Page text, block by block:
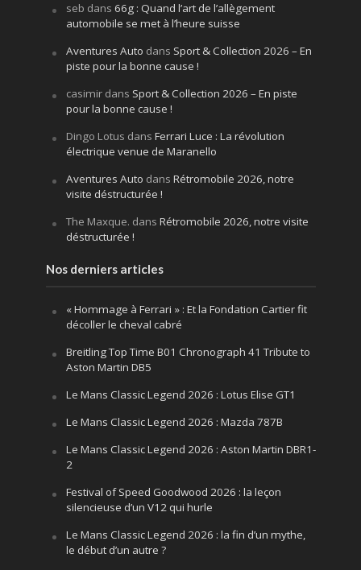
seb dans 66g : Quand l’art de l’allègement
automobile se met à l’heure suisse
Aventures Auto dans Sport & Collection 2026 – En
piste pour la bonne cause !
casimirdans Sport & Collection 2026 – En piste
pour la bonne cause !
Dingo Lotus dans Ferrari Luce : La révolution
électrique venue de Maranello
Aventures Auto dans Rétromobile 2026, notre
visite déstructurée !
The Maxque. dans Rétromobile 2026, notre visite
déstructurée !
Nos derniers articles
« Hommage à Ferrari » : Et la Fondation Cartier fit
décoller le cheval cabré
Breitling Top Time B01 Chronograph 41 Tribute to
Aston Martin DB5
Le Mans Classic Legend 2026 : Lotus Elise GT1
Le Mans Classic Legend 2026 : Mazda 787B
Le Mans Classic Legend 2026 : Aston Martin DBR1-
2
Festival of Speed Goodwood 2026 : la leçon
silencieuse d’un V12 qui hurle
Le Mans Classic Legend 2026 : la fin d’un mythe,
le début d’un autre ?